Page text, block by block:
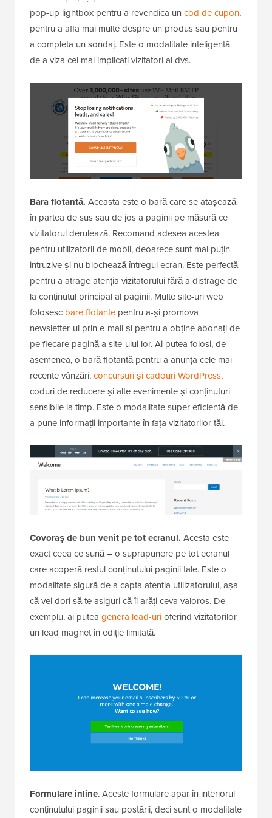
pop-up lightbox pentru a revendica un cod de cupon,
pentru a afla mai multe despre un produs sau pentru
a completa un sondaj. Este o modalitate inteligentă
de a viza cei mai implicați vizitatori ai dvs.
Bara flotantă. Aceasta este o bară care se atașează
în partea de sus sau de jos a paginii pe măsură ce
vizitatorul derulează. Recomand adesea acestea
pentru utilizatorii de mobil, deoarece sunt mai puțin
intruzive și nu blochează întregul ecran. Este perfectă
pentru a atrage atenția vizitatorului fără a distrage de
la conținutul principal al paginii. Multe site-uri web
folosesc bare flotante pentru a-și promova
newsletter-ul prin e-mail și pentru a obține abonați de
pe fiecare pagină a site-ului lor. Ai putea folosi, de
asemenea, o bară flotantă pentru a anunța cele mai
recente vânzări,concursuri și cadouri WordPress,
coduri de reducere și alte evenimente și conținuturi
sensibile la timp. Este o modalitate super eficientă de
a pune informații importante în fața vizitatorilor tăi.
Covoraș de bun venit pe tot ecranul. Acesta este
exact ceea ce sună – o suprapunere pe tot ecranul
care acoperă restul conținutului paginii tale. Este o
modalitate sigură de a capta atenția utilizatorului, așa
că vei dori să te asiguri că îi arăți ceva valoros. De
exemplu, ai putea genera lead-urioferind vizitatorilor
un lead magnet în ediție limitată.
Formulare inline. Aceste formulare apar în interiorul
conținutului paginii sau postării, deci sunt o modalitate